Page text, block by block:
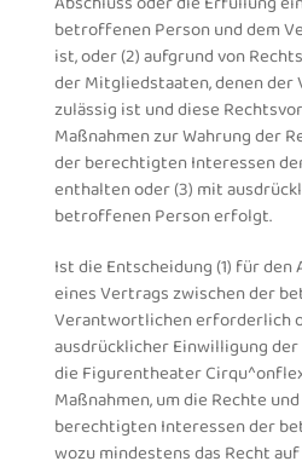
betroffenen Person und dem
ist, oder (2) aufgrund von
der Mitgliedstaaten, denen
zulässig ist und diese
Maßnahmen zur Wahrung der
der berechtigten Interessen
enthalten oder (3) mit
betroffenen Person erfolgt.
Ist die Entscheidung (1) für
eines Vertrags zwischen der
Verantwortlichen erforderlich
ausdrücklicher Einwilligung
die Figurentheater
Maßnahmen, um die Rechte
berechtigten Interessen der
wozu mindestens das Recht